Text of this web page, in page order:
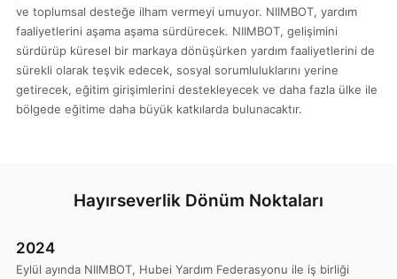
ve toplumsal desteğe ilham vermeyi umuyor. NIIMBOT, yardım
faaliyetlerini aşama aşama sürdürecek. NIIMBOT, gelişimini
sürdürüp küresel bir markaya dönüşürken yardım faaliyetlerini de
sürekli olarak teşvik edecek, sosyal sorumluluklarını yerine
getirecek, eğitim girişimlerini destekleyecek ve daha fazla ülke ile
bölgede eğitime daha büyük katkılarda bulunacaktır.
Hayırseverlik Dönüm Noktaları
2024
Eylül ayında NIIMBOT, Hubei Yardım Federasyonu ile iş birliği